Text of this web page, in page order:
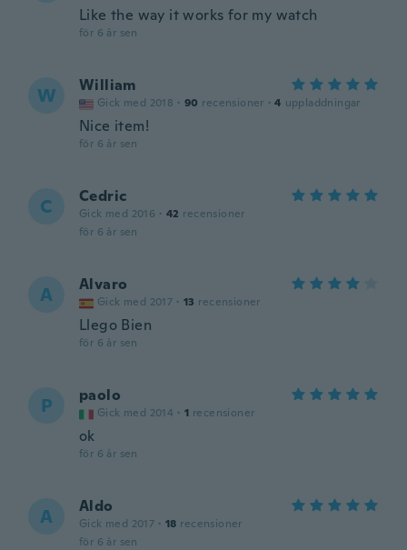
Like the way it works for my watch
för 6 år sen
W William
Gick med 2018 · 90 recensioner · 4 uppladdningar
Nice item!
för 6 år sen
C Cedric
Gick med 2016 · 42 recensioner
för 6 år sen
A Alvaro
Gick med 2017 · 13 recensioner
Llego Bien
för 6 år sen
P paolo
Gick med 2014 · 1 recensioner
ok
för 6 år sen
A Aldo
Gick med 2017 · 18 recensioner
för 6 år sen